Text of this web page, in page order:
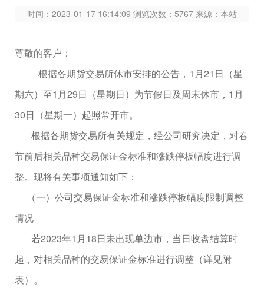
时间：2023-01-17 16:14:09 浏览次数：5767 来源：本站
尊敬的客户：
根据各期货交易所休市安排的公告， 1 月21 日（星
期六）至1 月29日（星期日）为节假日及周末休市， 1 月
30日（星期一）起照常开市。
根据各期货交易所有关规定，经公司研究决定，对春
节前后相关品种交易保证金标准和涨跌停板幅度进行调
整。现将有关事项通知如下：
（一）公司交易保证金标准和涨跌停板幅度限制调整
情况
若2023年1 月18日未出现单边市，当日收盘结算时
起，对相关品种的交易保证金标准进行调整（详见附
表）。